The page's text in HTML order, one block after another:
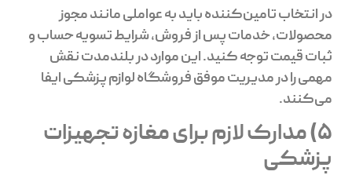
در انتخاب تامین‌کننده باید به عواملی مانند مجوز
محصولات، خدمات پس از فروش، شرایط تسویه حساب و
ثبات قیمت توجه کنید. این موارد در بلندمدت نقش
مهمی را در مدیریت موفق فروشگاه لوازم پزشکی ایفا
می‌کنند.
5) مدارک لازم برای مغازه تجهیزات
پزشکی